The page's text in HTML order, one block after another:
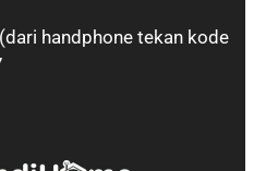
handphone tekan kode